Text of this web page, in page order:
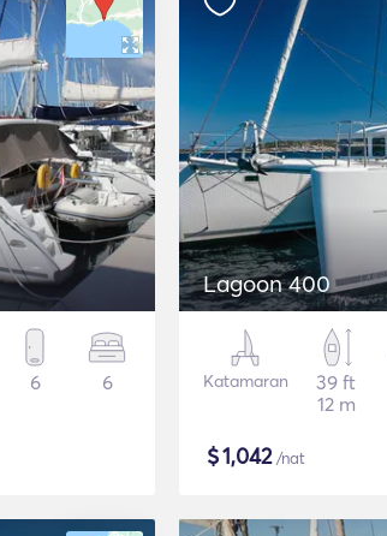
6 6
Lagoon 400
Katamaran
39 ft
12 m
$1,042/nat